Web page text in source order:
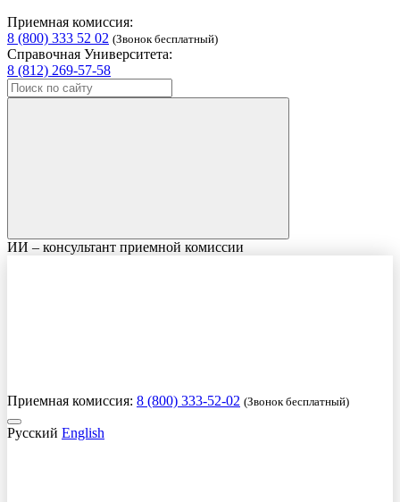
Приемная комиссия:
8 (800) 333 52 02 (Звонок бесплатный)
Справочная Университета:
8 (812) 269-57-58
ИИ – консультант приемной комиссии
Приемная комиссия: 8 (800) 333-52-02 (Звонок бесплатный)
Русский English